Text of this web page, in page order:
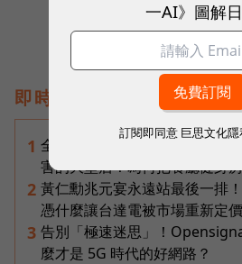
即時熱門文章
1 全台最大全聯首日業績破百萬
害的大型店！為何把餐廳健身
2 黃仁勳兆元宴永遠站最後一排
憑什麼讓台達電被市場重新定
3 告別「極速迷思」！
麼才是 5G 時代的好網路？
一AI》圖解
訂閱即同意 巨思文化